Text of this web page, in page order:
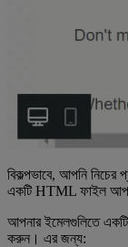
বিকল্পভাবে, আপনি নিচের
একটি HTML ফাইল
আপনার ইমেলগুলিতে
করুন। এর জন্য: